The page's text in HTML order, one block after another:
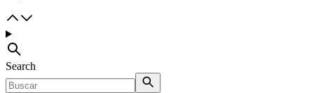
Search